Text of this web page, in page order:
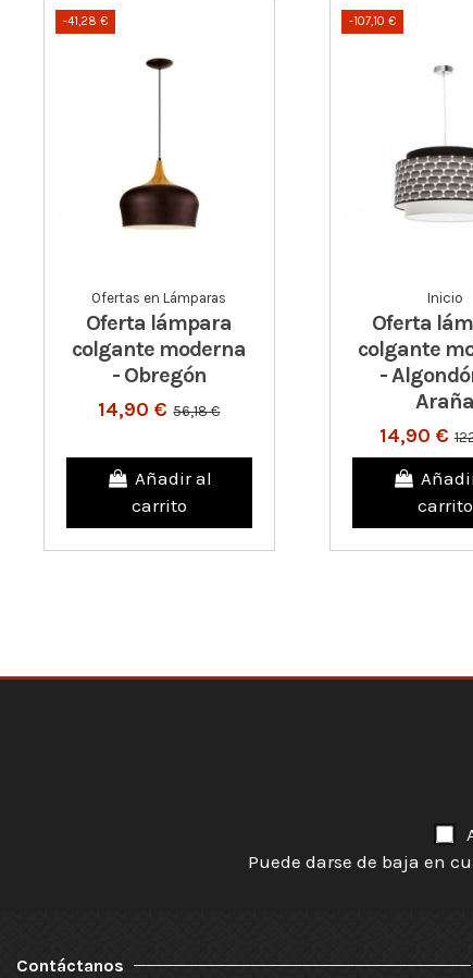
-41,28 €
Ofertas en Lámparas
Oferta lámpara
colgante moderna
- Obregón
14,90 €56,18 €
Añadir al
carrito
-107,10 €
Inicio
Oferta
colgante
-
Araña
14,90 €
carrito
Puede darse de baja en
Contáctanos